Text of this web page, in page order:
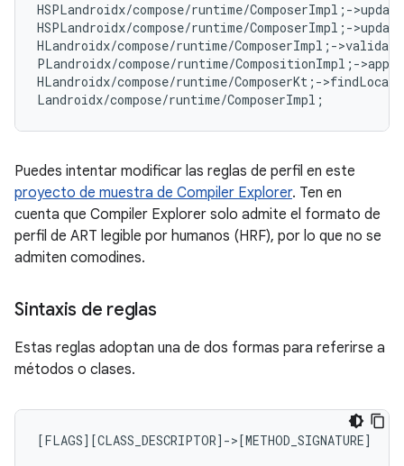
HSPLandroidx/compose/runtime/ComposerImpl ; -
HSPLandroidx/compose/runtime/ComposerImpl ; -
HLandroidx/compose/runtime/ComposerImpl ; -
PLandroidx/compose/runtime/CompositionImpl ; -
HLandroidx/compose/runtime/ComposerKt ; -
Landroidx/compose/runtime/ComposerImpl ;
Puedes intentar modificar las reglas de perfil en este
proyecto de muestra de Compiler Explorer. Ten en
cuenta que Compiler Explorer solo admite el formato de
perfil de ART legible por humanos (HRF), por lo que no se
admiten comodines.
Sintaxis de reglas
Estas reglas adoptan una de dos formas para referirse a
métodos o clases.